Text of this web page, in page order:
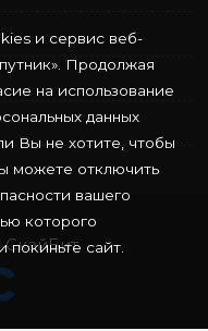
СкайБит
и сервис веб-
Продолжая
на использование
данных
Вы не хотите, чтобы
можете отключить
вашего
которого
покиньте сайт.